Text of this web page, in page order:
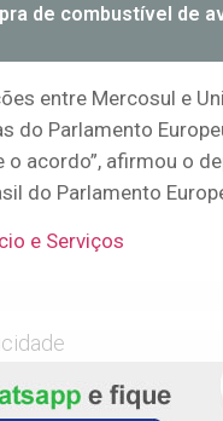
de combustível de
entre Mercosul e
do Parlamento
acordo”, afirmou o
do Parlamento
e Serviços